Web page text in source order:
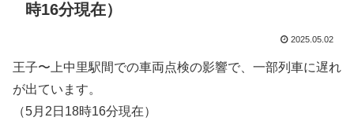
時16分現在）
2025.05.02
王子〜上中里駅間での車両点検の影響で、一部列車に遅れ
が出ています。
（5月2日18時16分現在）